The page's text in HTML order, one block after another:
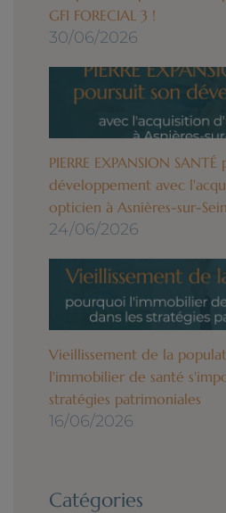
GFI FORECIAL 3 !
30/06/2026
PIERRE EXPANSION
développement avec
opticien à Asnières-sur-
24/06/2026
Vieillissement de la
l'immobilier de santé
stratégies patrimoniales
16/06/2026
Catégories